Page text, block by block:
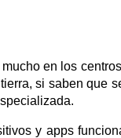
en los
si saben que
y apps